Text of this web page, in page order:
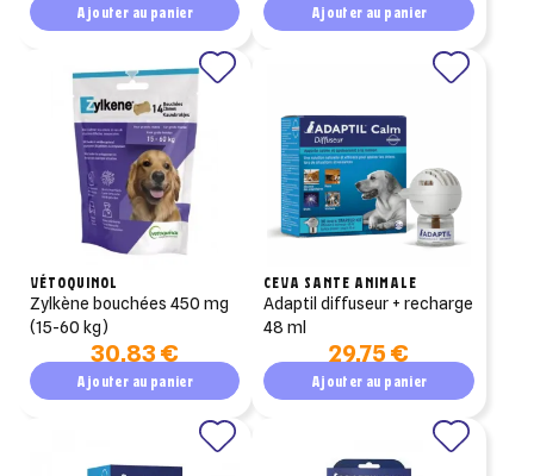
Ajouter au panier Ajouter au panier
VÉTOQUINOL
zylkène bouchées 450 mg
(15-60 kg)
30,83 €
Ajouter au panier
CEVA SANTE ANIMALE
adaptil diffuseur + recharge
48 ml
29,75 €
Ajouter au panier